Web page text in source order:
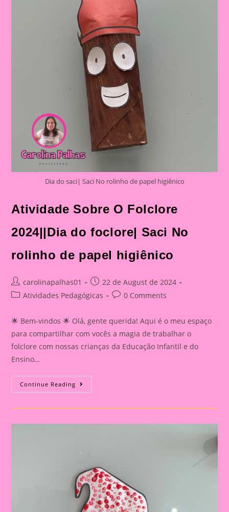
Dia do saci| Saci No rolinho de papel higiênico
Atividade Sobre O Folclore
2024||Dia do foclore| Saci No
rolinho de papel higiênico
Post
author:
carolinapalhas01
Post
published:
22 de August de 2024
PostAtividades Pedagógicas
Post0 Comments
🌟 Bem-vindos 🌟 Olá, gente querida! Aqui é o meu espaço
para compartilhar com vocês a magia de trabalhar o
folclore com nossas crianças da Educação Infantil e do
Ensino…
Continue Reading Atividade
Sobre
Folclore
Foclore|
De
Higiênico